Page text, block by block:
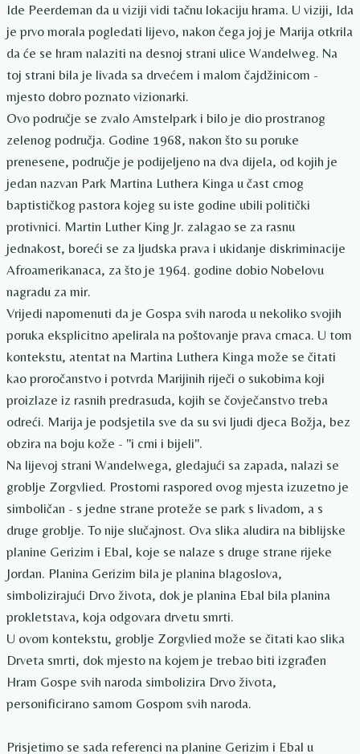
Ide Peerdeman da u viziji vidi tačnu lokaciju hrama. U viziji, Ida
je prvo morala pogledati lijevo, nakon čega joj je Marija otkrila
da će se hram nalaziti na desnoj strani ulice Wandelweg. Na
toj strani bila je livada sa drvećem i malom čajdžinicom -
mjesto dobro poznato vizionarki.
Ovo područje se zvalo Amstelpark i bilo je dio prostranog
zelenog područja. Godine 1968, nakon što su poruke
prenesene, područje je podijeljeno na dva dijela, od kojih je
jedan nazvan Park Martina Luthera Kinga u čast crnog
baptističkog pastora kojeg su iste godine ubili politički
protivnici. Martin Luther King Jr. zalagao se za rasnu
jednakost, boreći se za ljudska prava i ukidanje diskriminacije
Afroamerikanaca, za što je 1964. godine dobio Nobelovu
nagradu za mir.
Vrijedi napomenuti da je Gospa svih naroda u nekoliko svojih
poruka eksplicitno apelirala na poštovanje prava crnaca. U tom
kontekstu, atentat na Martina Luthera Kinga može se čitati
kao proročanstvo i potvrda Marijinih riječi o sukobima koji
proizlaze iz rasnih predrasuda, kojih se čovječanstvo treba
odreći. Marija je podsjetila sve da su svi ljudi djeca Božja, bez
obzira na boju kože - "i crni i bijeli".
Na lijevoj strani Wandelwega, gledajući sa zapada, nalazi se
groblje Zorgvlied. Prostorni raspored ovog mjesta izuzetno je
simboličan - s jedne strane proteže se park s livadom, a s
druge groblje. To nije slučajnost. Ova slika aludira na biblijske
planine Gerizim i Ebal, koje se nalaze s druge strane rijeke
Jordan. Planina Gerizim bila je planina blagoslova,
simbolizirajući Drvo života, dok je planina Ebal bila planina
prokletstava, koja odgovara drvetu smrti.
U ovom kontekstu, groblje Zorgvlied može se čitati kao slika
Drveta smrti, dok mjesto na kojem je trebao biti izgrađen
Hram Gospe svih naroda simbolizira Drvo života,
personificirano samom Gospom svih naroda.
Prisjetimo se sada referenci na planine Gerizim i Ebal u